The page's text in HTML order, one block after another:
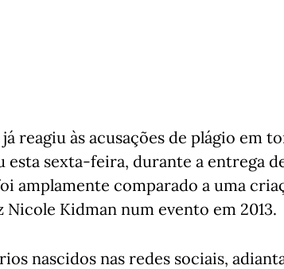
reagiu às acusações de plágio em
sexta-feira, durante a entrega
amplamente comparado a uma
Kidman num evento em 2013.
nascidos nas redes sociais,